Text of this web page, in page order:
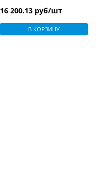
16 200.13 руб/шт
В КОРЗИНУ